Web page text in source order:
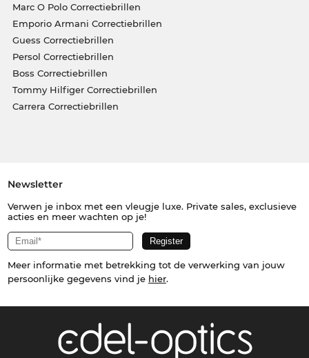
Marc O Polo Correctiebrillen
Emporio Armani Correctiebrillen
Guess Correctiebrillen
Persol Correctiebrillen
Boss Correctiebrillen
Tommy Hilfiger Correctiebrillen
Carrera Correctiebrillen
Newsletter
Verwen je inbox met een vleugje luxe. Private sales, exclusieve
acties en meer wachten op je!
Meer informatie met betrekking tot de verwerking van jouw
persoonlijke gegevens vind je hier.